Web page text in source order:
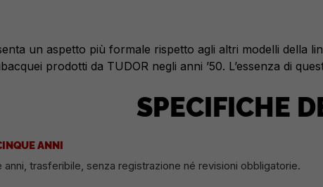
un aspetto più formale rispetto agli altri modelli della
prodotti da TUDOR negli anni ’50. L’essenza di
SPECIFICHE
ANNI
anni, trasferibile, senza registrazione né revisioni obbligatorie.